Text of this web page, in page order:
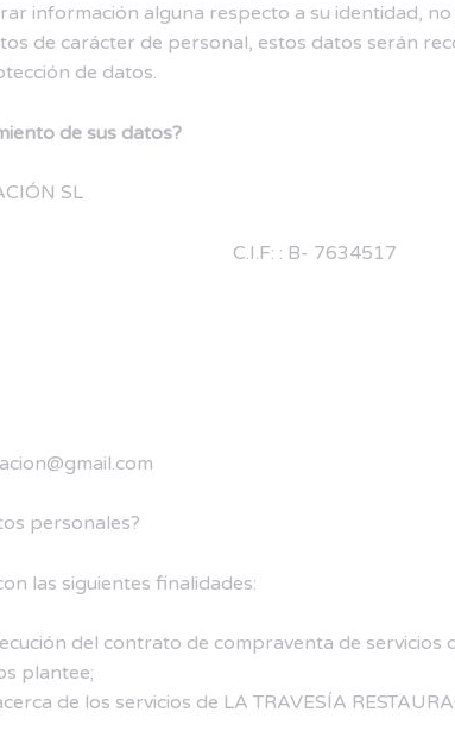
información alguna respecto a su identidad,
de carácter de personal, estos datos serán
de datos.
de sus datos?
SL
C.I.F: : B- 7634517
personales?
las siguientes finalidades:
del contrato de compraventa de
plantee;
de los servicios de LA TRAVESÍA